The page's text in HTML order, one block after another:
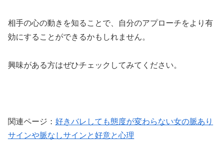
相手の心の動きを知ることで、自分のアプローチをより有
効にすることができるかもしれません。
興味がある方はぜひチェックしてみてください。
関連ページ： 好きバレしても態度が変わらない女の脈あり
サインや脈なしサインと好意と心理